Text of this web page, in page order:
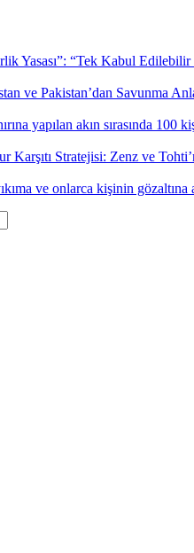
Yasası”: “Tek Kabul
ve Pakistan’dan Savunma
yapılan akın sırasında 100
Karşıtı Stratejisi: Zenz ve
ve onlarca kişinin gözaltına